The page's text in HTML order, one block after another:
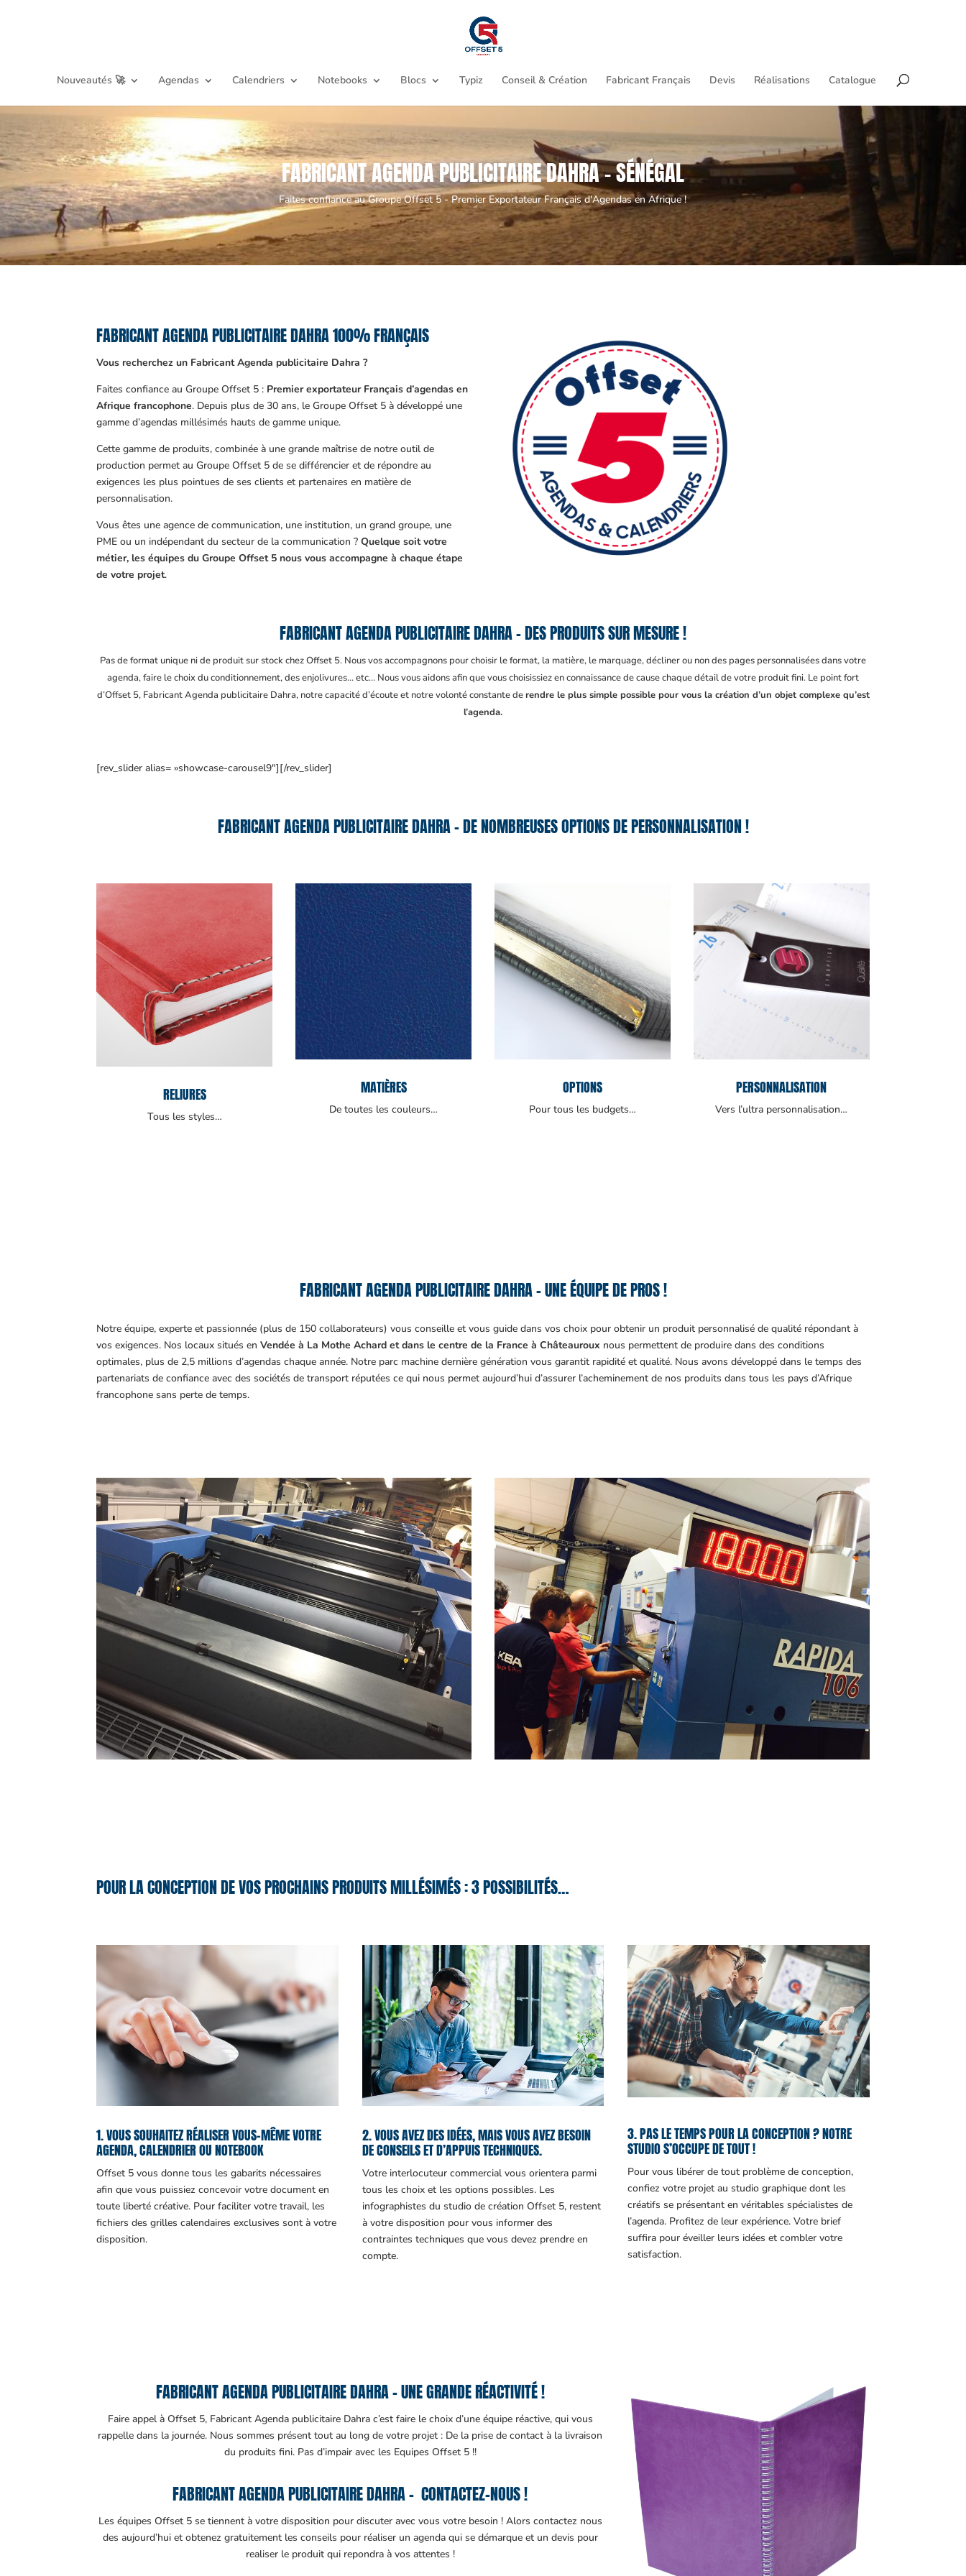
Nouveautés 🚀 Agendas Calendriers Notebooks Blocs Typiz Conseil & Création Fabricant Français Devis Réalisations Catalogue
FABRICANT AGENDA PUBLICITAIRE DAHRA - SÉNÉGAL
Faites confiance au Groupe Offset 5 - Premier Exportateur Français d'Agendas en Afrique !
FABRICANT AGENDA PUBLICITAIRE DAHRA 100% FRANÇAIS
Vous recherchez un Fabricant Agenda publicitaire Dahra ?
Faites confiance au Groupe Offset 5 : Premier exportateur Français d’agendas en
Afrique francophone. Depuis plus de 30 ans, le Groupe Offset 5 à développé une
gamme d’agendas millésimés hauts de gamme unique.
Cette gamme de produits, combinée à une grande maîtrise de notre outil de
production permet au Groupe Offset 5 de se différencier et de répondre au
exigences les plus pointues de ses clients et partenaires en matière de
personnalisation.
Vous êtes une agence de communication, une institution, un grand groupe, une
PME ou un indépendant du secteur de la communication ?Quelque soit votre
métier, les équipes du Groupe Offset 5 nous vous accompagne à chaque étape
de votre projet.
FABRICANT AGENDA PUBLICITAIRE DAHRA – DES PRODUITS SUR MESURE !
Pas de format unique ni de produit sur stock chez Offset 5. Nous vos accompagnons pour choisir le format, la matière, le marquage, décliner ou non des pages personnalisées dans votre
agenda, faire le choix du conditionnement, des enjolivures… etc… Nous vous aidons afin que vous choisissiez en connaissance de cause chaque détail de votre produit fini. Le point fort
d’Offset 5, Fabricant Agenda publicitaire Dahra, notre capacité d’écoute et notre volonté constante derendre le plus simple possible pour vous la création d’un objet complexe qu’est
l’agenda.
[rev_slider alias= »showcase-carousel9″][/rev_slider]
FABRICANT AGENDA PUBLICITAIRE DAHRA – DE NOMBREUSES OPTIONS DE PERSONNALISATION !
RELIURES
Tous les styles…
MATIÈRES
De toutes les couleurs…
OPTIONS
Pour tous les budgets…
PERSONNALISATION
Vers l’ultra personnalisation…
FABRICANT AGENDA PUBLICITAIRE DAHRA – UNE ÉQUIPE DE PROS !
Notre équipe, experte et passionnée (plus de 150 collaborateurs) vous conseille et vous guide dans vos choix pour obtenir un produit personnalisé de qualité répondant à
vos exigences. Nos locaux situés enVendée à La Mothe Achard et dans le centre de la France à Châteauroux nous permettent de produire dans des conditions
optimales, plus de 2,5 millions d’agendas chaque année. Notre parc machine dernière génération vous garantit rapidité et qualité. Nous avons développé dans le temps des
partenariats de confiance avec des sociétés de transport réputées ce qui nous permet aujourd’hui d’assurer l’acheminement de nos produits dans tous les pays d’Afrique
francophone sans perte de temps.
POUR LA CONCEPTION DE VOS PROCHAINS PRODUITS MILLÉSIMÉS : 3 POSSIBILITÉS…
1. VOUS SOUHAITEZ RÉALISER VOUS-MÊME VOTRE
AGENDA, CALENDRIER OU NOTEBOOK
Offset 5 vous donne tous les gabarits nécessaires
afin que vous puissiez concevoir votre document en
toute liberté créative. Pour faciliter votre travail, les
fichiers des grilles calendaires exclusives sont à votre
disposition.
2. VOUS AVEZ DES IDÉES, MAIS VOUS AVEZ BESOIN
DE CONSEILS ET D’APPUIS TECHNIQUES.
Votre interlocuteur commercial vous orientera parmi
tous les choix et les options possibles. Les
infographistes du studio de création Offset 5, restent
à votre disposition pour vous informer des
contraintes techniques que vous devez prendre en
compte.
3. PAS LE TEMPS POUR LA CONCEPTION ? NOTRE
STUDIO S’OCCUPE DE TOUT !
Pour vous libérer de tout problème de conception,
confiez votre projet au studio graphique dont les
créatifs se présentant en véritables spécialistes de
l’agenda. Profitez de leur expérience. Votre brief
suffira pour éveiller leurs idées et combler votre
satisfaction.
FABRICANT AGENDA PUBLICITAIRE DAHRA – UNE GRANDE RÉACTIVITÉ !
Faire appel à Offset 5, Fabricant Agenda publicitaire Dahra c’est faire le choix d’une équipe réactive, qui vous
rappelle dans la journée. Nous sommes présent tout au long de votre projet : De la prise de contact à la livraison
du produits fini. Pas d’impair avec les Equipes Offset 5 !!
FABRICANT AGENDA PUBLICITAIRE DAHRA – CONTACTEZ-NOUS !
Les équipes Offset 5 se tiennent à votre disposition pour discuter avec vous votre besoin ! Alors contactez nous
des aujourd’hui et obtenez gratuitement les conseils pour réaliser un agenda qui se démarque et un devis pour
realiser le produit qui repondra à vos attentes !